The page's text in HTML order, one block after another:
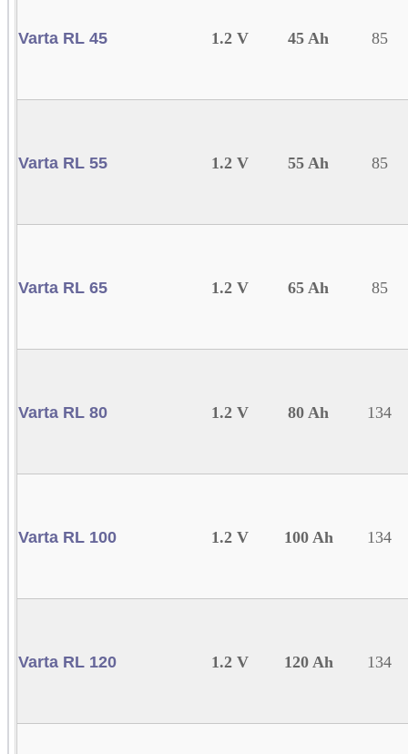
Varta RL 45 1.2 V 45 Ah 85
Varta RL 55 1.2 V 55 Ah 85
Varta RL 65 1.2 V 65 Ah 85
Varta RL 80 1.2 V 80 Ah 134
Varta RL 100 1.2 V 100 Ah 134
Varta RL 120 1.2 V 120 Ah 134